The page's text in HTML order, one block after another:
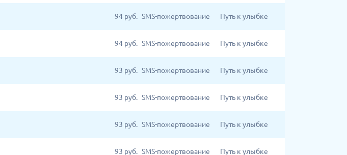
94 руб. SMS-пожертвование Путь к улыбке
94 руб. SMS-пожертвование Путь к улыбке
93 руб. SMS-пожертвование Путь к улыбке
93 руб. SMS-пожертвование Путь к улыбке
93 руб. SMS-пожертвование Путь к улыбке
93 руб. SMS-пожертвование Путь к улыбке